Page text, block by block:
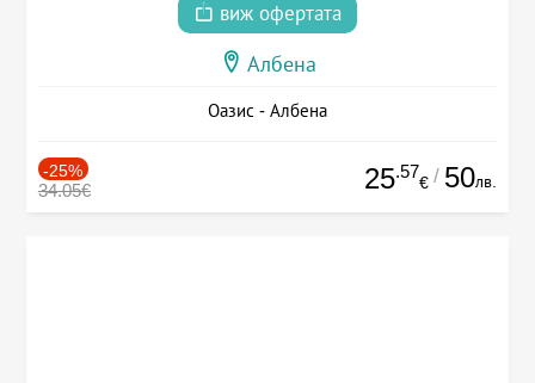
виж офертата
Албена
Оазис - Албена
-25%
34.05€ 25.57
€ / 50лв.